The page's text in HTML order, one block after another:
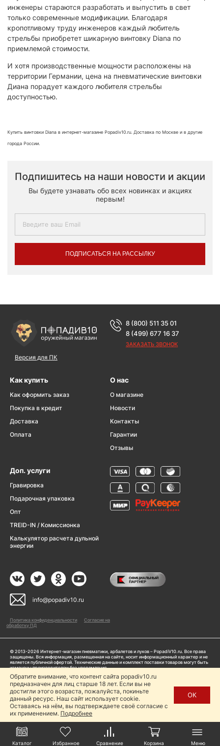
инженеры стараются разработать и выпустить в свет
только современные модификации. Благодаря
кропотливому труду инженеров каждый любитель
стрельбы приобретет шикарную винтовку Diana по
приемлемой стоимости.
И хотя производственные мощности расположены на
территории Германии, цена на пневматические винтовки
Диана порадует каждого любителя стрельбы
доступностью.
Купить винтовки Diana в интернет-магазине Popadiv10.ru. Доставка по Москве и в другие
города России.
Подпишитесь на наши новости и акции
Вы будете узнавать обо всех новинках и акциях
первым!
ПОДПИСАТЬСЯ НА РАССЫЛКУ
Версия для ПК
8 (800) 511 35 01
8 (499) 677 16 37
ЗАКАЗАТЬ ЗВОНОК
Как купить
Как оформить заказ
Покупка в кредит
Доставка
Оплата
О нас
О магазине
Новости
Контакты
Гарантии
Отзывы
Доп. услуги
Гравировка
Подарочная упаковка
Опт
TREID-IN / Комиссионка
Калькулятор расчета дульной
энергии
info@popadiv10.ru
Политика конфиденциальности
Согласие на
обработку ПД
© 2013-2026 Интернет-магазин пневматики, арбалетов и луков – PopadiV10.ru. Все права
защищены. Вся информация, размещенная на сайте, носит информационный характер и не
является публичной офертой. Технические данные и комплект поставки товаров могут быть
изменены производителем без уведомления
Пользуясь сайтом Popadiv10.ru, пользователь автоматически соглашается с условиями,
прописанными в
Политике конфиденциальности
Копирование любой информации (тексты, фото, видео и др.) с сайта Popadiv10 запрещено,
за исключением наличия письменного согласия администрации сайта Popadiv10.
Каталог Избранное Сравнение Корзина Меню
Обратите внимание, что контент сайта popadiv10.ru
предназначен для лиц старше 18 лет. Если вы не
достигли этого возраста, пожалуйста, покиньте
данный ресурс. Наш сайт использует cookie.
Оставаясь на нём, вы подтверждаете своё согласие с
их применением. Подробнее
ОК